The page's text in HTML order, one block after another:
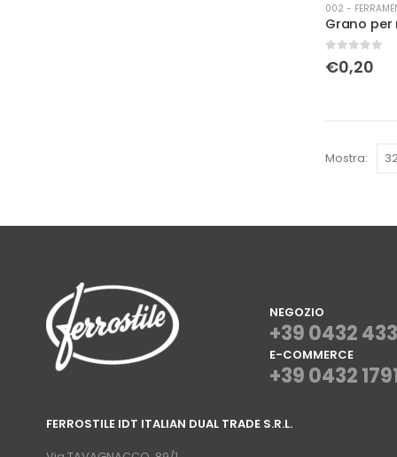
002 -
Su 5
€0,20
Mostra:
NEGOZIO
+39 0432
E-COMMERCE
+39 0432
FERROSTILE IDT ITALIAN DUAL TRADE S.R.L.